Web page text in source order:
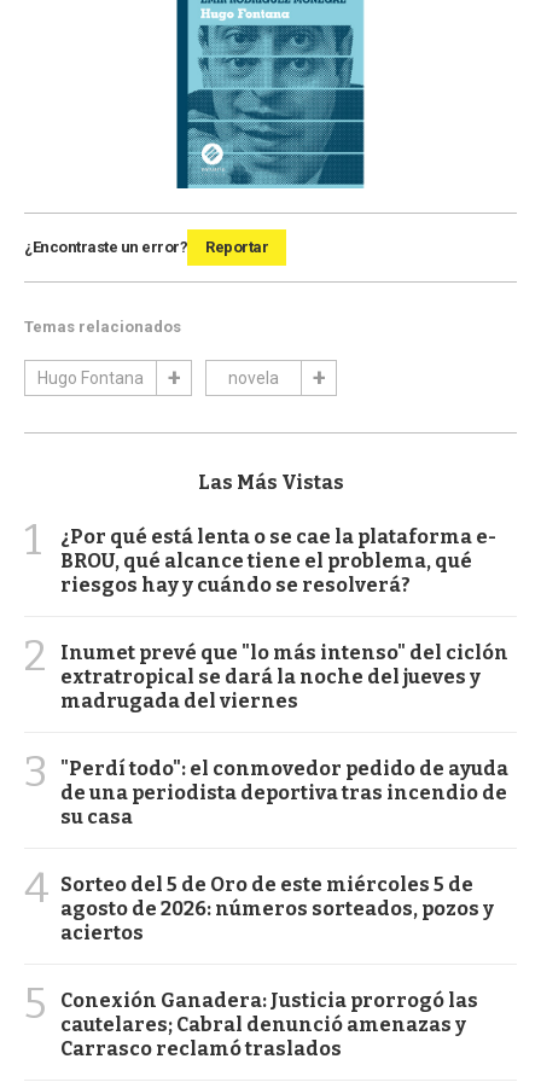
¿Encontraste un error? Reportar
Temas relacionados
Hugo Fontana novela
Las Más Vistas
1
¿Por qué está lenta o se cae la plataforma e-
BROU, qué alcance tiene el problema, qué
riesgos hay y cuándo se resolverá?
2
Inumet prevé que "lo más intenso" del ciclón
extratropical se dará la noche del jueves y
madrugada del viernes
3
"Perdí todo": el conmovedor pedido de ayuda
de una periodista deportiva tras incendio de
su casa
4 Sorteo del 5 de Oro de este miércoles 5 de
agosto de 2026: números sorteados, pozos y
aciertos
5
Conexión Ganadera: Justicia prorrogó las
cautelares; Cabral denunció amenazas y
Carrasco reclamó traslados